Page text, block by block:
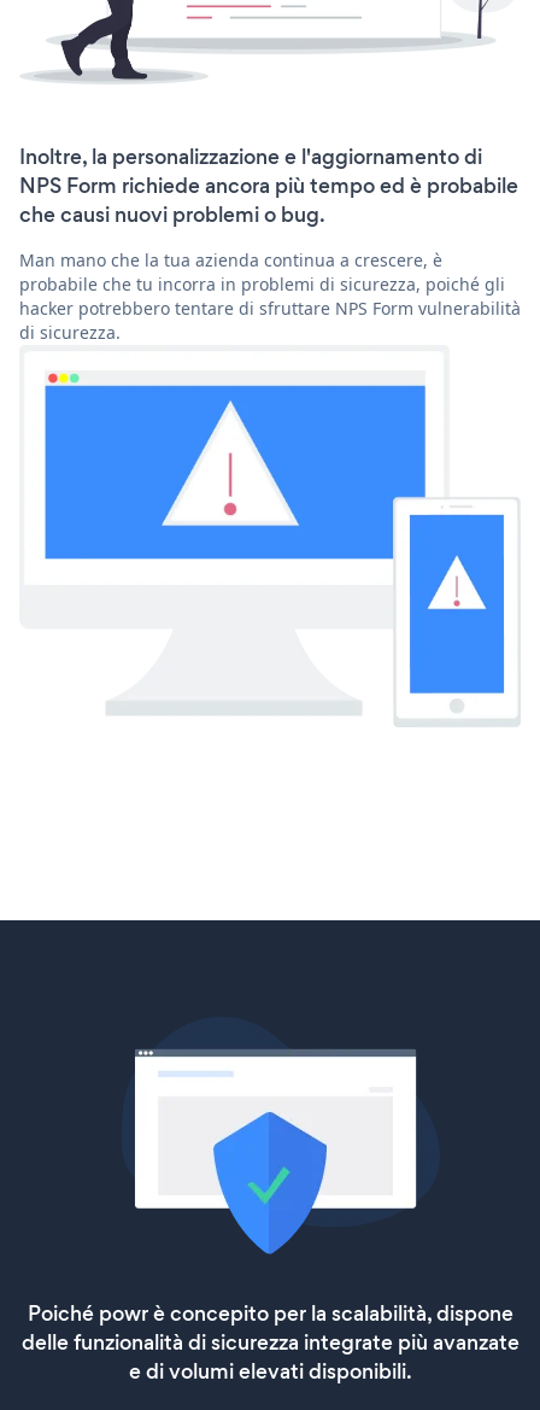
Inoltre, la personalizzazione e l'aggiornamento di
NPS Form richiede ancora più tempo ed è probabile
che causi nuovi problemi o bug.
Man mano che la tua azienda continua a crescere, è
probabile che tu incorra in problemi di sicurezza, poiché gli
hacker potrebbero tentare di sfruttare NPS Form vulnerabilità
di sicurezza.
Poiché powr è concepito per la scalabilità, dispone
delle funzionalità di sicurezza integrate più avanzate
e di volumi elevati disponibili.